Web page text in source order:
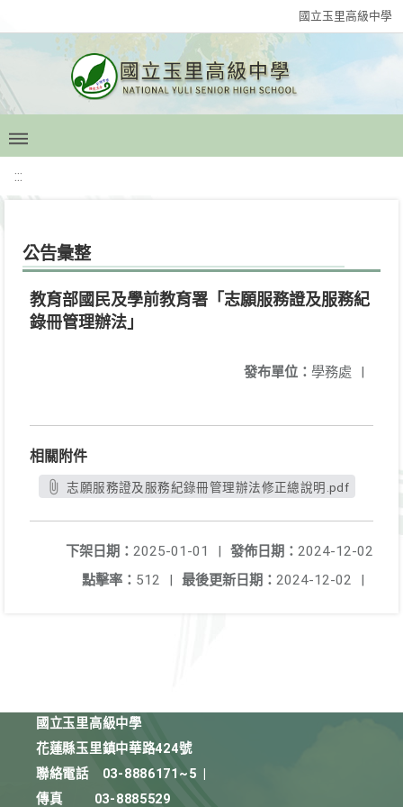
國立玉里高級中學
:::
公告彙整
教育部國民及學前教育署「志願服務證及服務紀
錄冊管理辦法」
發布單位： 學務處 |
相關附件
志願服務證及服務紀錄冊管理辦法修正總說明.pdf
發佈日期： 2024-12-02
下架日期： 2025-01-01
|
最後更新日期： 2024-12-02 |
點擊率： 512 |
國立玉里高級中學
花蓮縣玉里鎮中華路424號
聯絡電話
03-8886171~5
傳真
03-8885529